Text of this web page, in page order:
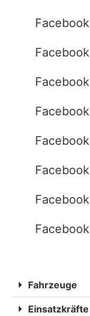
Facebook
Facebook
Facebook
Facebook
Facebook
Facebook
Facebook
Facebook
Fahrzeuge
Einsatzkräfte